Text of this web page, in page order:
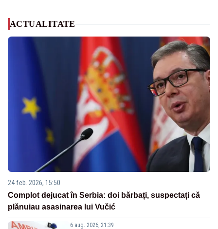
ACTUALITATE
24 feb. 2026, 15:50
Complot dejucat în Serbia: doi bărbați, suspectați că
plănuiau asasinarea lui Vučić
6 aug. 2026, 21:39